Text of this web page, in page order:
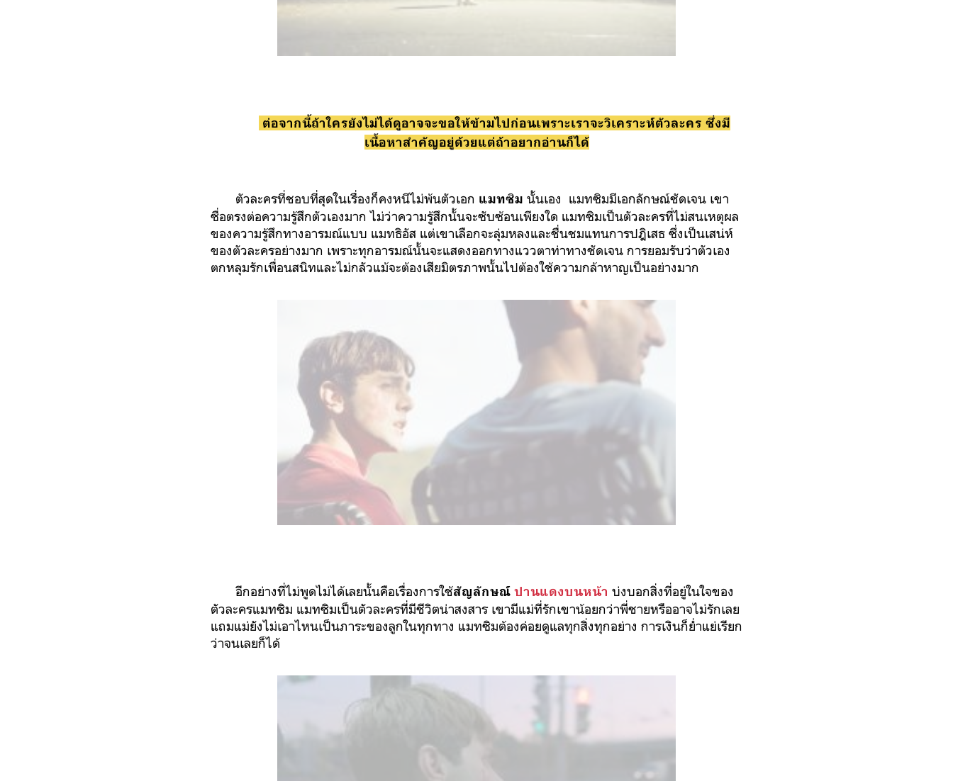
ต่อจากนี้ถ้าใครยังไม่ได้ดูอาจจะขอให้ข้ามไปก่อนเพราะเราจะวิเคราะห์ตัวละคร ซึ่งมี
เนื้อหาสำคัญอยู่ด้วยแต่ถ้าอยากอ่านก็ได้
ตัวละครที่ชอบที่สุดในเรื่องก็คงหนีไม่พ้นตัวเอก แมทซิม นั้นเอง แมทซิมมีเอกลักษณ์ชัดเจน เขา
ซื่อตรงต่อความรู้สึกตัวเองมาก ไม่ว่าความรู้สึกนั้นจะซับซ้อนเพียงใด แมทซิมเป็นตัวละครที่ไม่สนเหตุผล
ของความรู้สึกทางอารมณ์แบบ แมทธิอัส แต่เขาเลือกจะลุ่มหลงและชื่นชมแทนการปฎิเสธ ซึ่งเป็นเสน่ห์
ของตัวละครอย่างมาก เพราะทุกอารมณ์นั้นจะแสดงออกทางแววตาท่าทางชัดเจน การยอมรับว่าตัวเอง
ตกหลุมรักเพื่อนสนิทและไม่กลัวแม้จะต้องเสียมิตรภาพนั้นไปต้องใช้ความกล้าหาญเป็นอย่างมาก
อีกอย่างที่ไม่พูดไม่ได้เลยนั้นคือเรื่องการใช้สัญลักษณ์ ปานแดงบนหน้า บ่งบอกสิ่งที่อยู่ในใจของ
ตัวละครแมทซิม แมทซิมเป็นตัวละครที่มีชีวิตน่าสงสาร เขามีแม่ที่รักเขาน้อยกว่าพี่ชายหรืออาจไม่รักเลย
แถมแม่ยังไม่เอาไหนเป็นภาระของลูกในทุกทาง แมทซิมต้องค่อยดูแลทุกสิ่งทุกอย่าง การเงินก็ย่ำแย่เรียก
ว่าจนเลยก็ได้